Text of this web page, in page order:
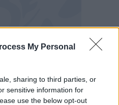
My Personal
sharing to third parties, or
sensitive information for
use the below opt-out
cinque anni e ha una
calciatore. Senza